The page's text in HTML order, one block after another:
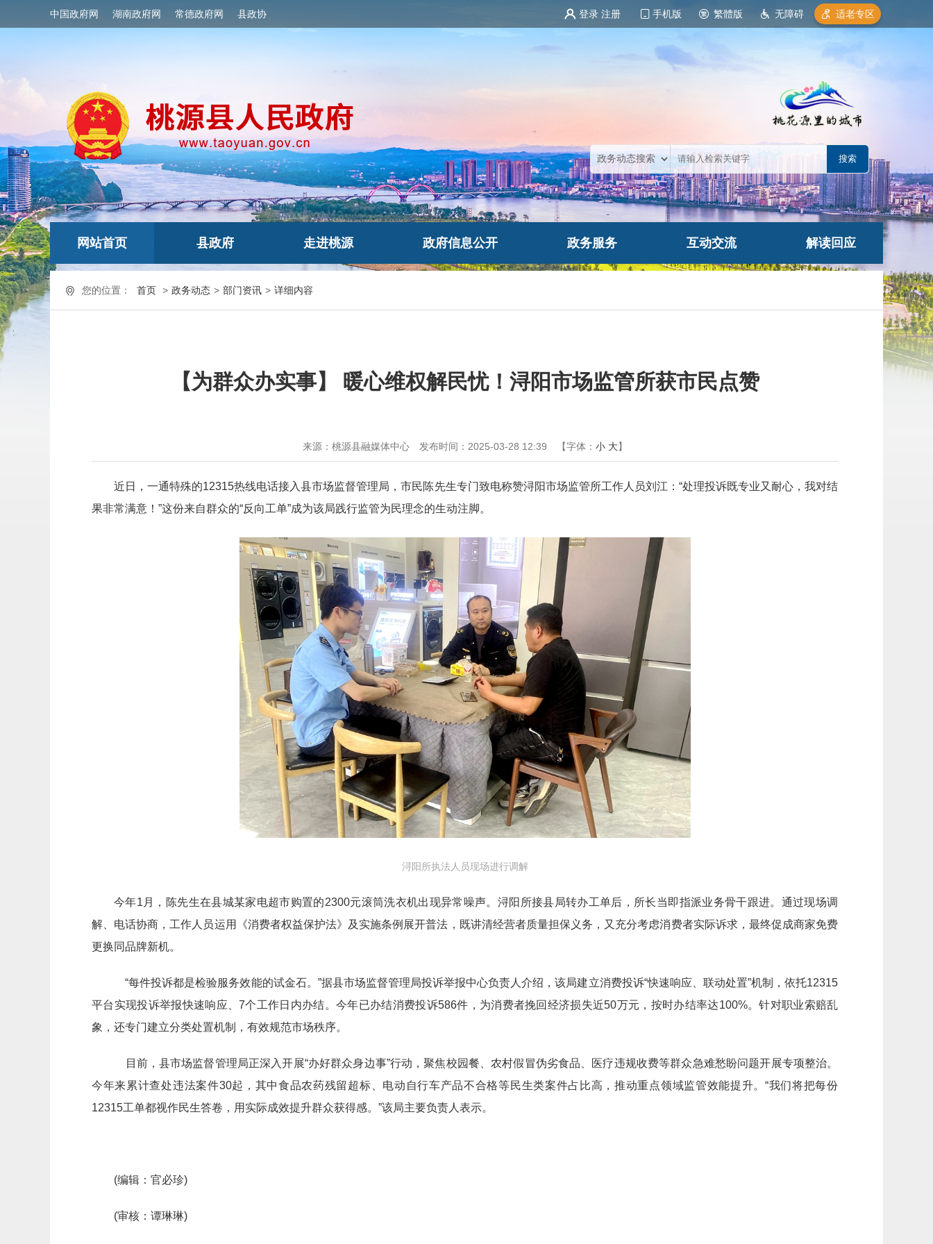
中国政府网 湖南政府网 常德政府网 县政协 登录 注册 手机版 繁體版 无障碍 适老专区
网站首页 县政府 走进桃源 政府信息公开 政务服务 互动交流 解读回应
您的位置： 首页 > 政务动态 > 部门资讯 > 详细内容
【为群众办实事】 暖心维权解民忧！浔阳市场监管所获市民点赞
来源：桃源县融媒体中心 发布时间：2025-03-28 12:39 【字体： 小 大】
近日，一通特殊的12315热线电话接入县市场监督管理局，市民陈先生专门致电称赞浔阳市场监管所工作人员刘江：“处理投诉既专业又耐心，我对结
果非常满意！”这份来自群众的“反向工单”成为该局践行监管为民理念的生动注脚。
浔阳所执法人员现场进行调解
今年1月，陈先生在县城某家电超市购置的2300元滚筒洗衣机出现异常噪声。浔阳所接县局转办工单后，所长当即指派业务骨干跟进。通过现场调
解、电话协商，工作人员运用《消费者权益保护法》及实施条例展开普法，既讲清经营者质量担保义务，又充分考虑消费者实际诉求，最终促成商家免费
更换同品牌新机。
“每件投诉都是检验服务效能的试金石。”据县市场监督管理局投诉举报中心负责人介绍，该局建立消费投诉“快速响应、联动处置”机制，依托12315
平台实现投诉举报快速响应、7个工作日内办结。今年已办结消费投诉586件，为消费者挽回经济损失近50万元，按时办结率达100%。针对职业索赔乱
象，还专门建立分类处置机制，有效规范市场秩序。
目前，县市场监督管理局正深入开展“办好群众身边事”行动，聚焦校园餐、农村假冒伪劣食品、医疗违规收费等群众急难愁盼问题开展专项整治。
今年来累计查处违法案件30起，其中食品农药残留超标、电动自行车产品不合格等民生类案件占比高，推动重点领域监管效能提升。“我们将把每份
12315工单都视作民生答卷，用实际成效提升群众获得感。”该局主要负责人表示。
(编辑：官必珍)
(审核：谭琳琳)